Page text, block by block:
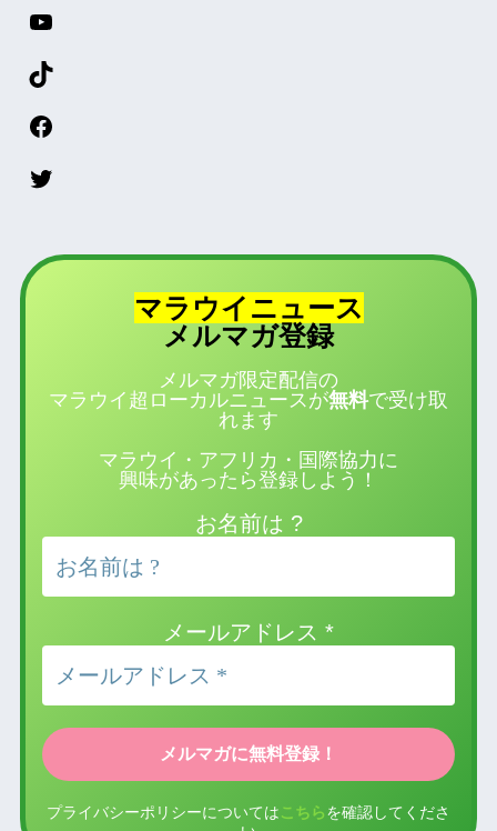
マラウイニュース
メルマガ登録
メルマガ限定配信の
マラウイ超ローカルニュースが無料で受け取
れます
マラウイ・アフリカ・国際協力に
興味があったら登録しよう！
お名前は ?
メールアドレス *
プライバシーポリシーについては こちら を確認してくださ